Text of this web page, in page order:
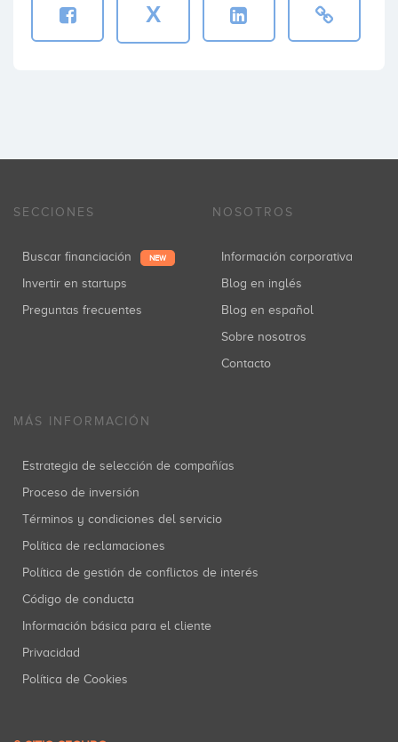
X
SECCIONES
Buscar financiación NEW
Invertir en startups
Preguntas frecuentes
NOSOTROS
Información corporativa
Blog en inglés
Blog en español
Sobre nosotros
Contacto
MÁS INFORMACIÓN
Estrategia de selección de compañías
Proceso de inversión
Términos y condiciones del servicio
Política de reclamaciones
Política de gestión de conflictos de interés
Código de conducta
Información básica para el cliente
Privacidad
Política de Cookies